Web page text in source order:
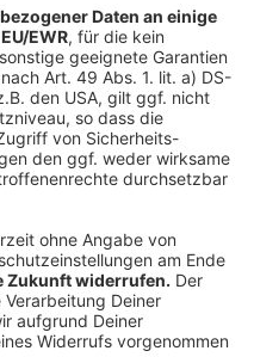
mal rund 16
sitzen die Täter im
auf 5 Prozent.
stehen nicht gut. Die
E-Mails lieber
antworten möchte.
Passwörter ändern
José Narciandi